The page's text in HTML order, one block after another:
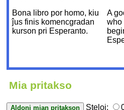
Bona libro por homo, kiu
ĵus finis komencgradan
kurson pri Esperanto.
A
who
Mia pritakso
Steloj: